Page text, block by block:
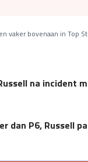
vaker bovenaan in Top
na incident
dan P6, Russell